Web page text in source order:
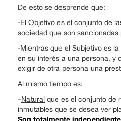
De esto se desprende que:
-El Objetivo es el conjunto de
sociedad que son
-Mientras que el Subjetivo es
en su interés a una persona, y
exigir de otra persona una
Al mismo tiempo es:
–Natural que es el conjunto de
inmutables que se desea ver
Son totalmente